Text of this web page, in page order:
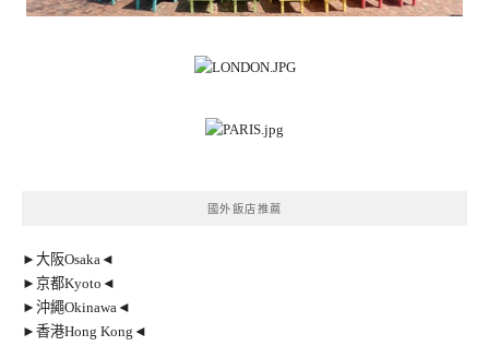
國外飯店推薦
►大阪Osaka◄
►京都Kyoto◄
►沖繩Okinawa◄
►香港Hong Kong◄